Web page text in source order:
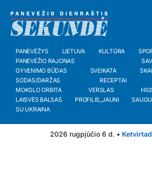
PANEVĖŽYS LIETUVA KULTŪRA
PANEVĖŽIO RAJONAS
GYVENIMO BŪDAS
SVEIKATA
SODAS/DARŽAS
RECEPTAI
MOKSLO ORBITA
VERSLAS
LAISVĖS BALSAS
PROFILIS_JAUNI
SU UKRAINA
2026 rugpjūčio 6 d. •